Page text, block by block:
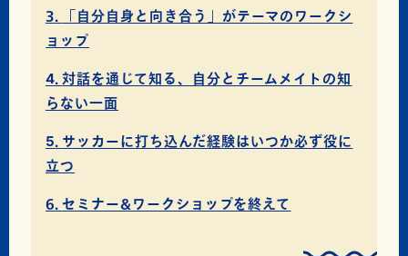
「自分自身と向き合う」がテーマのワークシ
ョップ
対話を通じて知る、自分とチームメイトの知
らない一面
サッカーに打ち込んだ経験はいつか必ず役に
立つ
セミナー&ワークショップを終えて